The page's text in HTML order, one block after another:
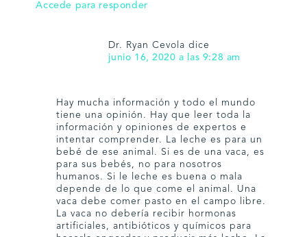
Accede para responder
Dr. Ryan Cevola dice
junio 16, 2020 a las 9:28 am
Hay mucha información y todo el mundo
tiene una opinión. Hay que leer toda la
información y opiniones de expertos e
intentar comprender. La leche es para un
bebé de ese animal. Si es de una vaca, es
para sus bebés, no para nosotros
humanos. Si le leche es buena o mala
depende de lo que come el animal. Una
vaca debe comer pasto en el campo libre.
La vaca no debería recibir hormonas
artificiales, antibióticos y químicos para